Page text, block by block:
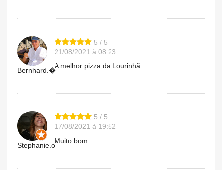
Bernhard.�
5 / 5
21/08/2021 à 08:23
A melhor pizza da Lourinhã.
Stephanie.o
5 / 5
17/08/2021 à 19:52
Muito bom